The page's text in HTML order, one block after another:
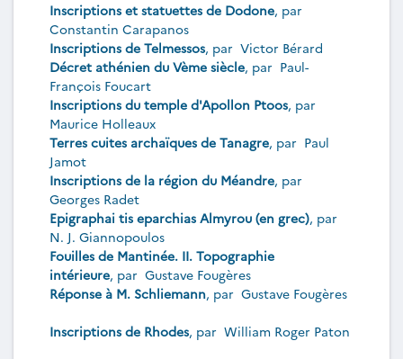
Inscriptions et statuettes de Dodone, par
Constantin Carapanos
Inscriptions de Telmessos, par Victor Bérard
Décret athénien du Vème siècle, par Paul-
François Foucart
Inscriptions du temple d'Apollon Ptoos, par
Maurice Holleaux
Terres cuites archaïques de Tanagre, par Paul
Jamot
Inscriptions de la région du Méandre, par
Georges Radet
Epigraphai tis eparchias Almyrou (en grec), par
N. J. Giannopoulos
Fouilles de Mantinée. II. Topographie
intérieure, par Gustave Fougères
Réponse à M. Schliemann, par Gustave Fougères
Inscriptions de Rhodes, par William Roger Paton